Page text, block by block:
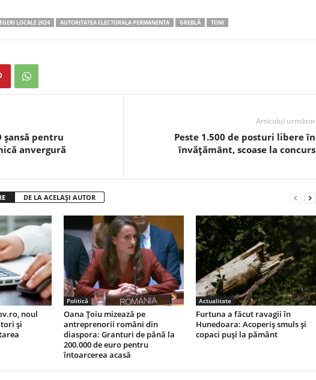
LOCALE 2024 AUTORITATEA ELECTORALA PERMANENTA GREBLĂ TONI
șansă pentru
anvergură
Articolul următor
Peste 1.500 de posturi libere în
învățământ, scoase la concurs
DE LA ACELAȘI AUTOR
noul
și
Politică
Oana Țoiu mizează pe
antreprenorii români din
diaspora: Granturi de până la
200.000 de euro pentru
întoarcerea acasă
Actualitate
Furtuna a făcut ravagii în
Hunedoara: Acoperiș smuls și
copaci puși la pământ